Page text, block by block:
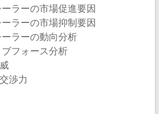
ラーの市場促進要因
ラーの市場抑制要因
ラーの動向分析
フォース分析
渉力